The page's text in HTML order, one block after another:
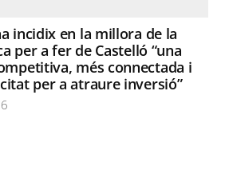
incidix en la millora de la
per a fer de Castelló “una
més connectada i
per a atraure inversió”